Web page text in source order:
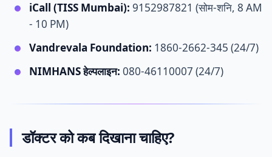
iCall (TISS Mumbai): 9152987821 (सोम-शनि, 8 AM
- 10 PM)
Vandrevala Foundation: 1860-2662-345 (24/7)
NIMHANS हेल्पलाइन: 080-46110007 (24/7)
डॉक्टर को कब दिखाना चाहिए?